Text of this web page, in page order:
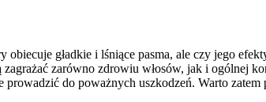
gładkie i lśniące pasma, ale czy jego
zarówno zdrowiu włosów, jak i ogólnej
do poważnych uszkodzeń. Warto